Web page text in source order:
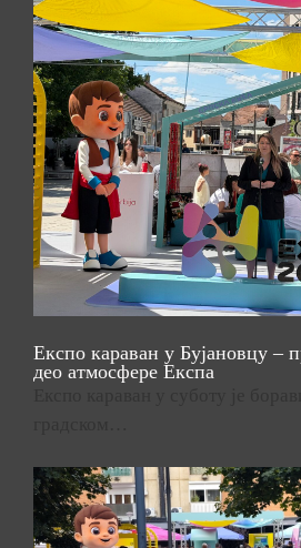
Експо караван у Бујановцу –
део атмосфере Експа